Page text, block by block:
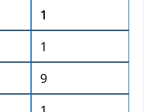
1
1
9